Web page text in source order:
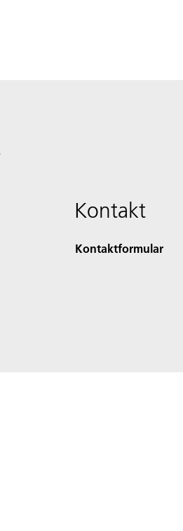
Kontakt
Kontaktformular